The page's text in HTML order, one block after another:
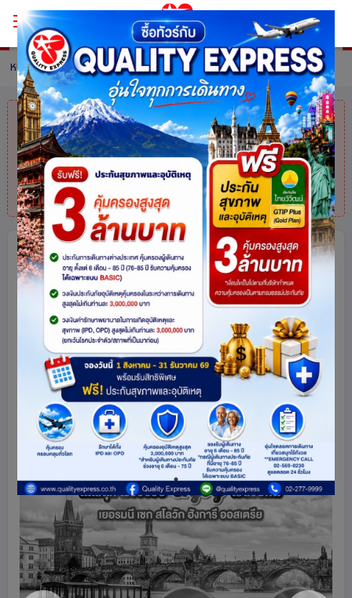
หน้าหลัก ทัวร์ Austria รายละเอียดทัวร์
คุณมาช้าไปแล้ว สินค้าหมดแล้วค่ะแต่ไม่
ต้องห่วง! สอบถามสินค้าคล้ายกันได้ที่
โทร.025113000
ปรากไม่ใช่แค่ปากซอย ฉันสนุก.. เธอ
อร่อย.. Enjoy ไปด้วยกัน เยอรมนี –เชก –
สโลวัก – ฮังการี - ออสเตรีย 8วัน 5คืน
โดยสายการบิน Emirates (EK)
ออสเตรีย สาธารณรัฐเชก เยอรมนี
ฮังการี
สโลวาเกีย
ยุโรป 84 share
ดูโปรแกรมทัวร์